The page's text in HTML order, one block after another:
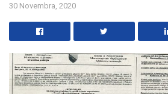
30 Novembra, 2020